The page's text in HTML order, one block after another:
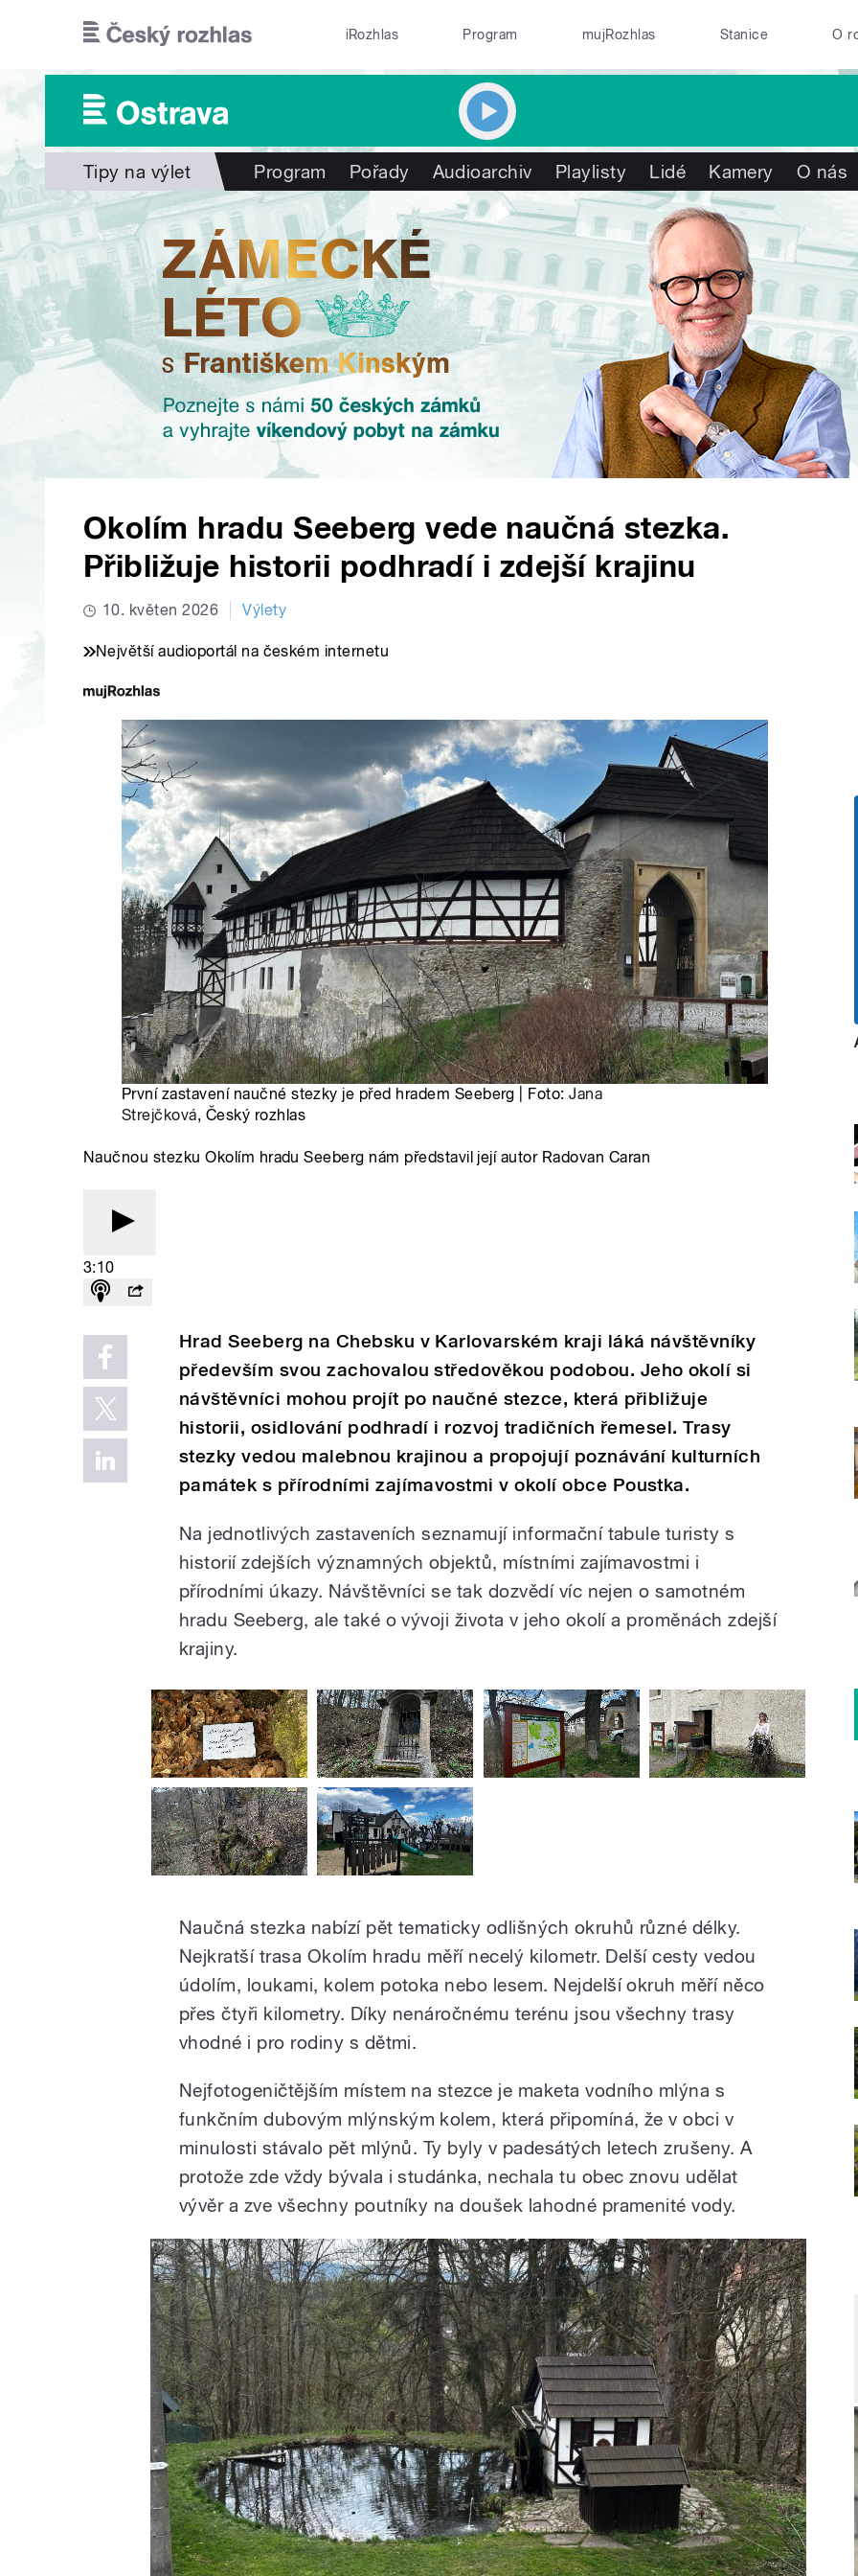
iRozhlas Program mujRozhlas Stanice O
Tipy na výlet Program Pořady Audioarchiv Playlisty Lidé Kamery O nás
Okolím hradu Seeberg vede naučná stezka.
Přibližuje historii podhradí i zdejší krajinu
10. květen 2026 Výlety
Největší audioportál na českém internetu
První zastavení naučné stezky je před hradem Seeberg | Foto:Jana
Strejčková, Český rozhlas
Naučnou stezku Okolím hradu Seeberg nám představil její autor Radovan Caran
3:10
Hrad Seeberg na Chebsku v Karlovarském kraji láká návštěvníky
především svou zachovalou středověkou podobou. Jeho okolí si
návštěvníci mohou projít po naučné stezce, která přibližuje
historii, osidlování podhradí i rozvoj tradičních řemesel. Trasy
stezky vedou malebnou krajinou a propojují poznávání kulturních
památek s přírodními zajímavostmi v okolí obce Poustka.
Na jednotlivých zastaveních seznamují informační tabule turisty s
historií zdejších významných objektů, místními zajímavostmi i
přírodními úkazy. Návštěvníci se tak dozvědí víc nejen o samotném
hradu Seeberg, ale také o vývoji života v jeho okolí a proměnách zdejší
krajiny.
Naučná stezka nabízí pět tematicky odlišných okruhů různé délky.
Nejkratší trasa Okolím hradu měří necelý kilometr. Delší cesty vedou
údolím, loukami, kolem potoka nebo lesem. Nejdelší okruh měří něco
přes čtyři kilometry. Díky nenáročnému terénu jsou všechny trasy
vhodné i pro rodiny s dětmi.
Nejfotogeničtějším místem na stezce je maketa vodního mlýna s
funkčním dubovým mlýnským kolem, která připomíná, že v obci v
minulosti stávalo pět mlýnů. Ty byly v padesátých letech zrušeny. A
protože zde vždy bývala i studánka, nechala tu obec znovu udělat
vývěr a zve všechny poutníky na doušek lahodné pramenité vody.